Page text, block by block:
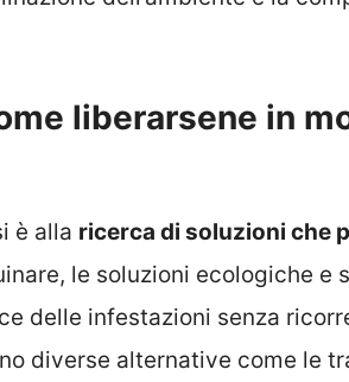
liberarsene in
è alla ricerca di soluzioni che
le soluzioni ecologiche
delle infestazioni senza
diverse alternative come le